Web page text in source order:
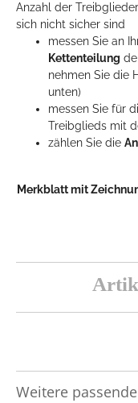
Anzahl der
sich nicht sicher sind
messen Sie an
Kettenteilung
nehmen Sie die
unten)
messen Sie für
Treibglieds mit
zählen Sie die
Merkblatt mit
Weitere